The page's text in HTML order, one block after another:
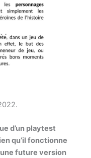
d’un playtest
qu’il fonctionne
future version